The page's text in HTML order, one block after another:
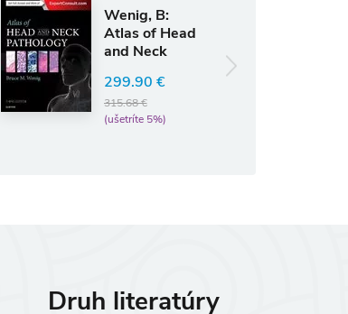
Wenig, B:
Atlas of Head
and Neck
299.90 €
315.68 €
(ušetríte 5%)
Druh literatúry